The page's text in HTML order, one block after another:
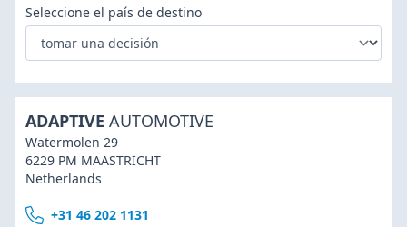
Seleccione el país de destino
ADAPTIVE AUTOMOTIVE
Watermolen 29
6229 PM MAASTRICHT
Netherlands
+31 46 202 1131